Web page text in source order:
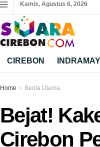
Kamis, Agustus 6, 2026
CIREBON
Home Berita Utama
Bejat!
Cirebon